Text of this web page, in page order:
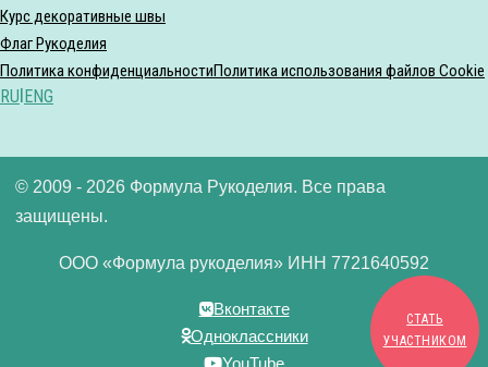
Курс декоративные швы
Флаг Рукоделия
СТАТЬ
УЧАСТНИКОМ
Политика конфиденциальностиПолитика использования файлов Cookie
RU ENG
© 2009 - 2026 Формула Рукоделия. Все права
защищены.
ООО «Формула рукоделия» ИНН 7721640592
Вконтакте
Одноклассники
YouTube